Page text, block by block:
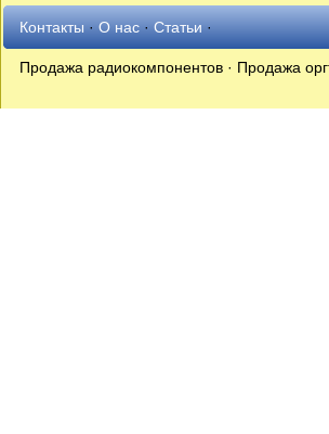
Контакты·О нас·Статьи·
Продажа радиокомпонентов · Продажа